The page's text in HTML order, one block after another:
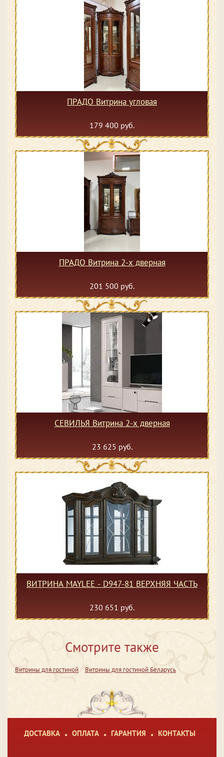
ПРАДО Витрина угловая
179 400 руб.
ПРАДО Витрина 2-х дверная
201 500 руб.
СЕВИЛЬЯ Витрина 2-х дверная
23 625 руб.
ВИТРИНА MAYLEE - D947-81 ВЕРХНЯЯ ЧАСТЬ
230 651 руб.
Смотрите также
Витрины для гостиной Витрины для гостиной Беларусь
ДОСТАВКА ОПЛАТА ГАРАНТИЯ КОНТАКТЫ